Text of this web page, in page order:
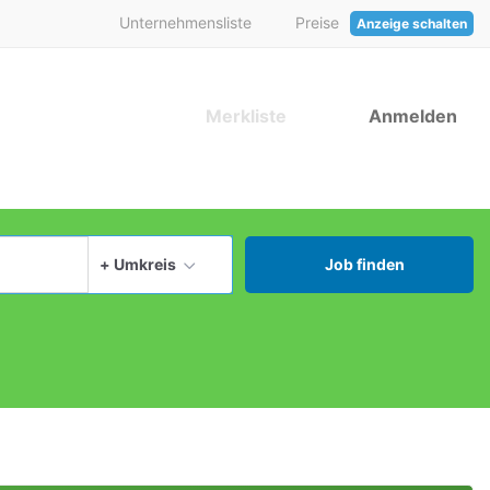
Anzeige schalten
Unternehmensliste Preise
Anmelden
Merkliste
+ Umkreis
aktuellen Ort verwenden
Job finden